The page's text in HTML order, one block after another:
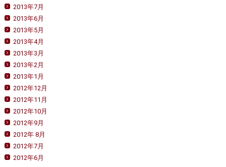
2013年7月
2013年6月
2013年5月
2013年4月
2013年3月
2013年2月
2013年1月
2012年12月
2012年11月
2012年10月
2012年9月
2012年 8月
2012年7月
2012年6月